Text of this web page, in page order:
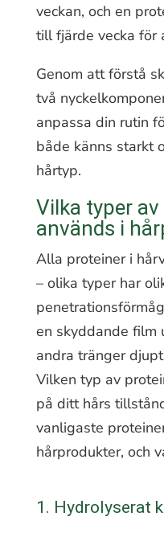
veckan, och en
till fjärde vecka för
Genom att förstå
två
anpassa din rutin
både känns starkt
hårtyp.
Vilka typer
används i
Alla proteiner i
– olika typer har
en skyddande film
andra tränger
Vilken typ av
på ditt hårs
vanligaste
hårprodukter, och
1. Hydrolyserat